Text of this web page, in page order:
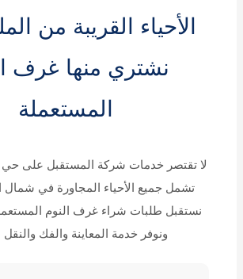
الأحياء القريبة من
نشتري منها غرف
المستعملة
لا تقتصر خدمات شركة المستقبل على حي
تشمل جميع الأحياء المجاورة في شمال
نستقبل طلبات شراء غرف النوم
ونوفر خدمة المعاينة والفك والنقل